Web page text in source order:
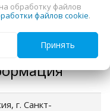
Acid (лимонная
масел /components
г. Санкт-
обработку файлов
файлов cookie.
Принять